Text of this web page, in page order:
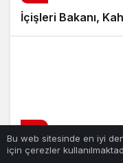
İçişleri Bakanı,
3
Bu web sitesinde en iyi
için çerezler